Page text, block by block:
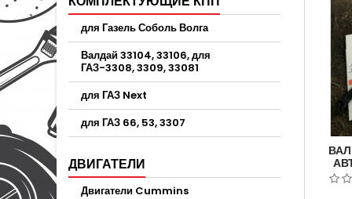
для Газель Соболь Волга
Валдай 33104, 33106, для
ГАЗ-3308, 3309, 33081
для ГАЗ Next
для ГАЗ 66, 53, 3307
ДВИГАТЕЛИ
Двигатели Cummins